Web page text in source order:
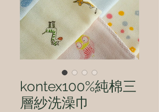
kontex100%純棉三
層紗洗澡巾